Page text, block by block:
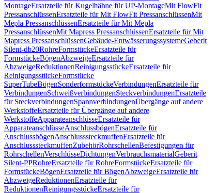
MontageErsatzteile für Kugelhähne für UP-MontageMit FlowFit
PressanschlüssenErsatzteile für Mit FlowFit PressanschlüssenMit
Mepla PressanschlüssenErsatzteile für Mit Mepla
PressanschlüssenMit Mapress PressanschlüssenErsatzteile für Mit
Mapress PressanschlüssenGebäude-EntwässerungssystemeGeberit
Silent-db20RohreFormstückeErsatzteile für
FormstückeBögenAbzweigeErsatzteile für
AbzweigeReduktionenReinigungsstückeErsatzteile für
ReinigungsstückeFormstücke
SuperTubeBögenSonderformstückeVerbindungenErsatzteile für
VerbindungenSchweißverbindungenSteckverbindungenErsatzteile
für SteckverbindungenSpannverbindungenÜbergänge auf andere
WerkstoffeErsatzteile für Übergänge auf andere
WerkstoffeApparateanschlüsseErsatzteile für
ApparateanschlüsseAnschlussbögenErsatzteile für
AnschlussbögenAnschlusssteckmuffenErsatzteile für
AnschlusssteckmuffenZubehörRohrschellenBefestigungen für
RohrschellenVerschlüsseDichtungenVerbrauchsmaterialGeberit
Silent-PPRohreErsatzteile für RohreFormstückeErsatzteile für
FormstückeBögenErsatzteile für BögenAbzweigeErsatzteile für
AbzweigeReduktionenErsatzteile für
ReduktionenReinigungsstückeErsatzteile für